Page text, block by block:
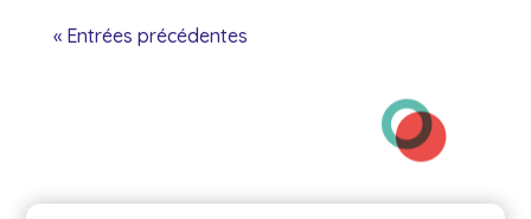
« Entrées précédentes